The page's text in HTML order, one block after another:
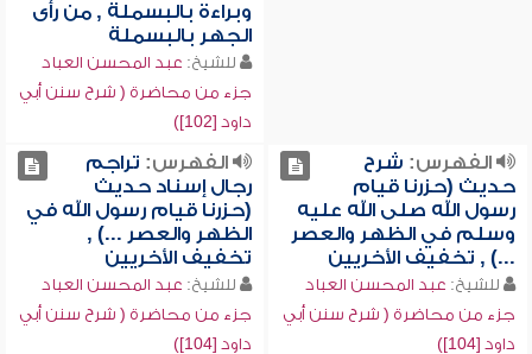
وبراءة بالبسملة , من رأى
الجهر بالبسملة
للشيخ: عبد المحسن العباد
جزء من محاضرة ( شرح سنن أبي
داود [102])
الفهرس: شرح
حديث (حزرنا قيام
رسول الله صلى الله عليه
وسلم في الظهر والعصر
...) , تخفيف الأخريين
للشيخ: عبد المحسن العباد
جزء من محاضرة ( شرح سنن أبي
داود [104])
الفهرس: تراجم
رجال إسناد حديث
(حزرنا قيام رسول الله في
الظهر والعصر ...) ,
تخفيف الأخريين
للشيخ: عبد المحسن العباد
جزء من محاضرة ( شرح سنن أبي
داود [104])